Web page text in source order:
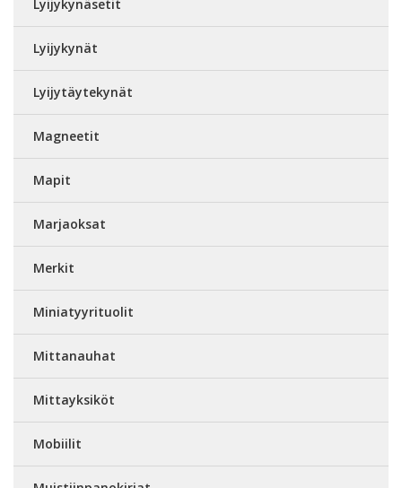
Lyijykynäsetit
Lyijykynät
Lyijytäytekynät
Magneetit
Mapit
Marjaoksat
Merkit
Miniatyyrituolit
Mittanauhat
Mittayksiköt
Mobiilit